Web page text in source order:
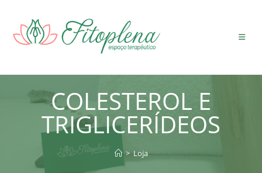
COLESTEROL E
TRIGLICERÍDEOS
> Loja